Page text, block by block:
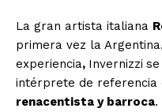
La gran artista italiana
primera vez la
experiencia, Invernizzi
intérprete de referencia
renacentista y barroca.